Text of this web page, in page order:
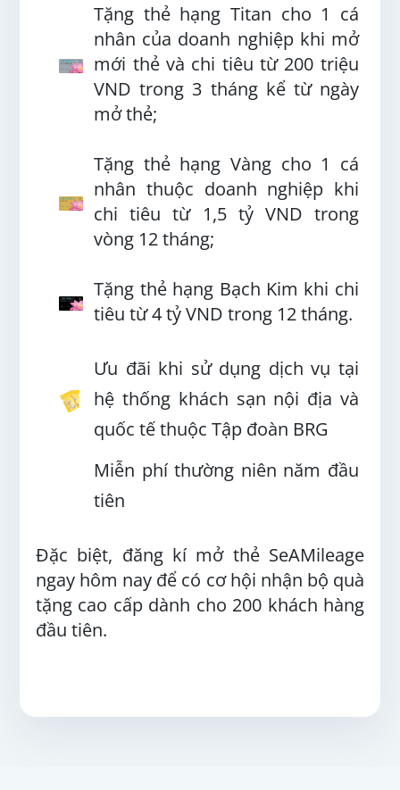
Tặng thẻ hạng Titan cho 1 cá
nhân của doanh nghiệp khi mở
mới thẻ và chi tiêu từ 200 triệu
VND trong 3 tháng kể từ ngày
mở thẻ;
Tặng thẻ hạng Vàng cho 1 cá
nhân thuộc doanh nghiệp khi
chi tiêu từ 1,5 tỷ VND trong
vòng 12 tháng;
Tặng thẻ hạng Bạch Kim khi chi
tiêu từ 4 tỷ VND trong 12 tháng.
Ưu đãi khi sử dụng dịch vụ tại
hệ thống khách sạn nội địa và
quốc tế thuộc Tập đoàn BRG
Miễn phí thường niên năm đầu
tiên
Đặc biệt, đăng kí mở thẻ SeAMileage
ngay hôm nay để có cơ hội nhận bộ quà
tặng cao cấp dành cho 200 khách hàng
đầu tiên.